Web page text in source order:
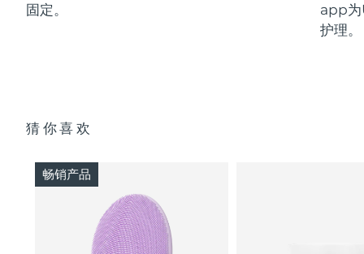
固定。
app
护理。
猜你喜欢
畅销产品